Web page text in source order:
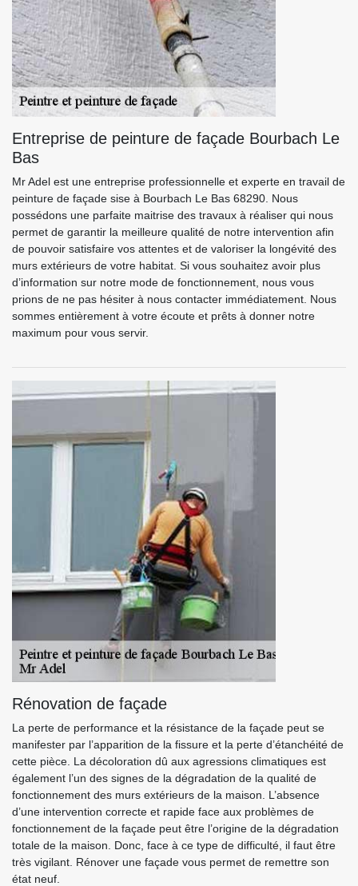
Entreprise de peinture de façade Bourbach Le
Bas
Mr Adel est une entreprise professionnelle et experte en travail de
peinture de façade sise à Bourbach Le Bas 68290. Nous
possédons une parfaite maitrise des travaux à réaliser qui nous
permet de garantir la meilleure qualité de notre intervention afin
de pouvoir satisfaire vos attentes et de valoriser la longévité des
murs extérieurs de votre habitat. Si vous souhaitez avoir plus
d’information sur notre mode de fonctionnement, nous vous
prions de ne pas hésiter à nous contacter immédiatement. Nous
sommes entièrement à votre écoute et prêts à donner notre
maximum pour vous servir.
Rénovation de façade
La perte de performance et la résistance de la façade peut se
manifester par l’apparition de la fissure et la perte d’étanchéité de
cette pièce. La décoloration dû aux agressions climatiques est
également l’un des signes de la dégradation de la qualité de
fonctionnement des murs extérieurs de la maison. L’absence
d’une intervention correcte et rapide face aux problèmes de
fonctionnement de la façade peut être l’origine de la dégradation
totale de la maison. Donc, face à ce type de difficulté, il faut être
très vigilant. Rénover une façade vous permet de remettre son
état neuf.